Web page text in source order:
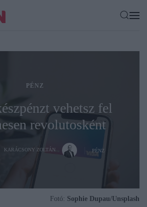
PÉNZ
vehetsz fel
revolutosként
KARÁCSONY ZOLTÁN PÉNZ
Fotó: Sophie Dupau/Unsplash